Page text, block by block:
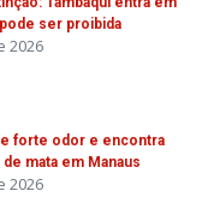
ser proibida
2026
forte odor e encontra
mata em Manaus
2026